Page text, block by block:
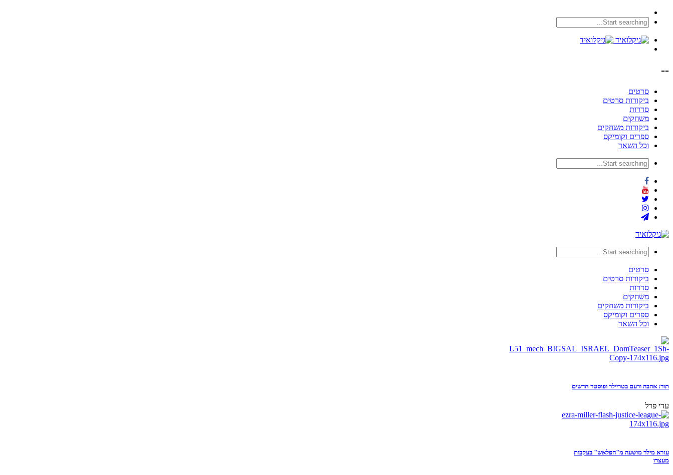
--
סרטים
ביקורות סרטים
סדרות
משחקים
ביקורות משחקים
ספרים וקומיקס
וכל השאר
סרטים
ביקורות סרטים
סדרות
משחקים
ביקורות משחקים
ספרים וקומיקס
וכל השאר
תור: אהבה ורעם בטריילר ופוסטר חדשים
עדי פרל
עזרא מילר מושעה מ"הפלאש" בעקבות
מעצרו